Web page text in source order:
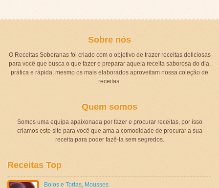
Sobre nós
O Receitas Soberanas foi criado com o objetivo de trazer receitas deliciosas
para você que busca o que fazer e preparar aquela receita saborosa do dia,
prática e rápida, mesmo os mais elaborados aproveitam nossa coleção de
receitas.
Quem somos
Somos uma equipa apaixonada por fazer e procurar receitas, por isso
criamos este site para você que ama a comodidade de procurar a sua
receita para poder fazê-la sem segredos.
Receitas Top
Bolos e Tortas, Mousses